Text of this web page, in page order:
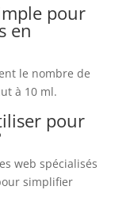
pour
en
le nombre de
à 10 ml.
pour
web spécialisés
simplifier